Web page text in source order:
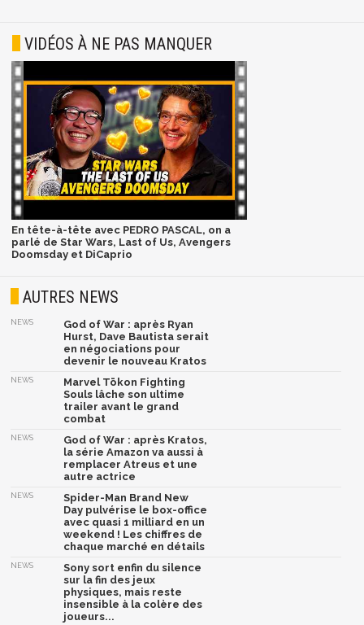
VIDÉOS À NE PAS MANQUER
En tête-à-tête avec PEDRO PASCAL, on a
parlé de Star Wars, Last of Us, Avengers
Doomsday et DiCaprio
AUTRES NEWS
NEWS
God of War : après Ryan
Hurst, Dave Bautista serait
en négociations pour
devenir le nouveau Kratos
NEWS
Marvel Tōkon Fighting
Souls lâche son ultime
trailer avant le grand
combat
NEWS
God of War : après Kratos,
la série Amazon va aussi à
remplacer Atreus et une
autre actrice
NEWS
Spider-Man Brand New
Day pulvérise le box-office
avec quasi 1 milliard en un
weekend ! Les chiffres de
chaque marché en détails
NEWS
Sony sort enfin du silence
sur la fin des jeux
physiques, mais reste
insensible à la colère des
joueurs...